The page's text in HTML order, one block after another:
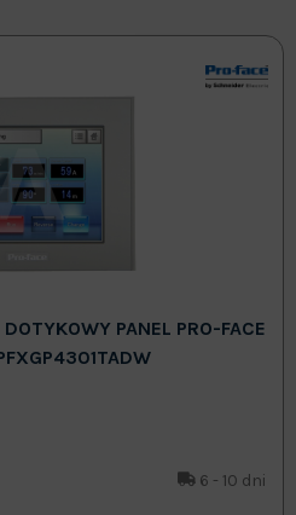
PANEL PRO-FACE
6 - 10 dni